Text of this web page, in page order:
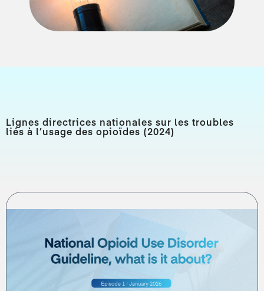
Lignes directrices nationales sur les troubles
liés à l’usage des opioïdes (2024)